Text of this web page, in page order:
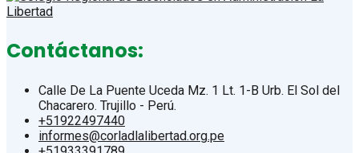
Contáctanos:
Calle De La Puente Uceda Mz. 1 Lt. 1-B Urb. El Sol del
Chacarero. Trujillo - Perú.
+51922497440
informes@corladlalibertad.org.pe